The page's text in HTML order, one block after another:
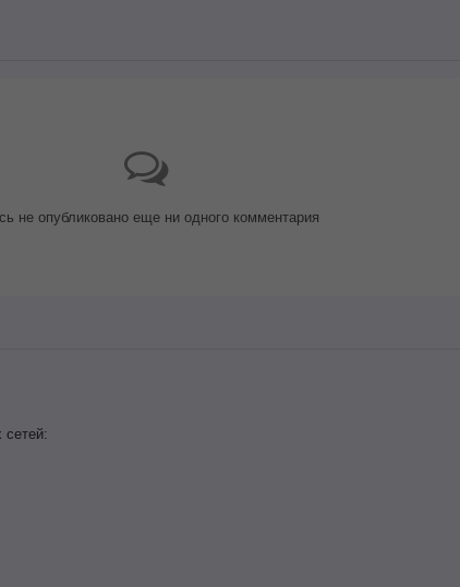
не опубликовано еще ни одного комментария
сетей: